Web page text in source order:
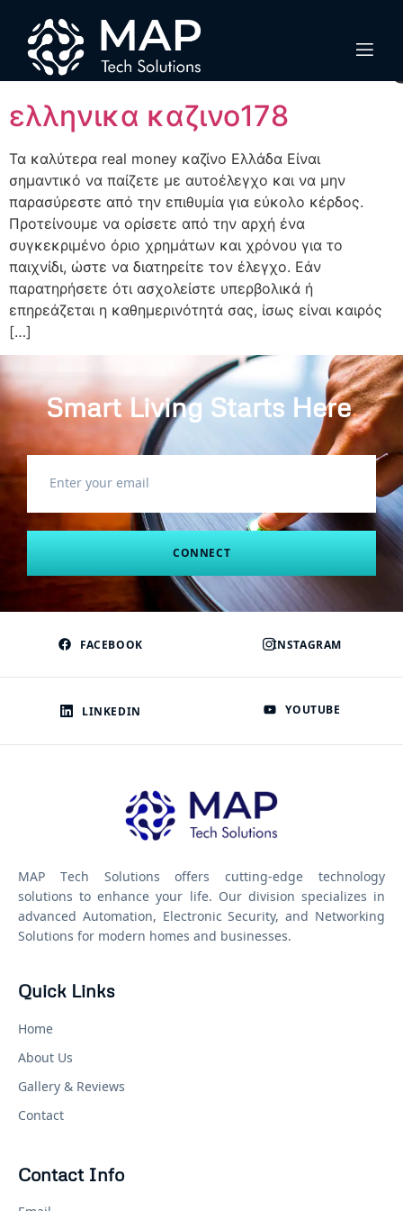
Category:
ελληνικα καζινο178
Τα καλύτερα real money καζίνο Ελλάδα Είναι
σημαντικό να παίζετε με αυτοέλεγχο και να μην
παρασύρεστε από την επιθυμία για εύκολο κέρδος.
Προτείνουμε να ορίσετε από την αρχή ένα
συγκεκριμένο όριο χρημάτων και χρόνου για το
παιχνίδι, ώστε να διατηρείτε τον έλεγχο. Εάν
παρατηρήσετε ότι ασχολείστε υπερβολικά ή
επηρεάζεται η καθημερινότητά σας, ίσως είναι καιρός
[…]
Smart Living Starts Here.
CONNECT
FACEBOOK INSTAGRAM
LINKEDIN YOUTUBE
MAP Tech Solutions offers cutting-edge technology
solutions to enhance your life. Our division specializes in
advanced Automation, Electronic Security, and Networking
Solutions for modern homes and businesses.
Quick Links
Home
About Us
Gallery & Reviews
Contact
Contact Info